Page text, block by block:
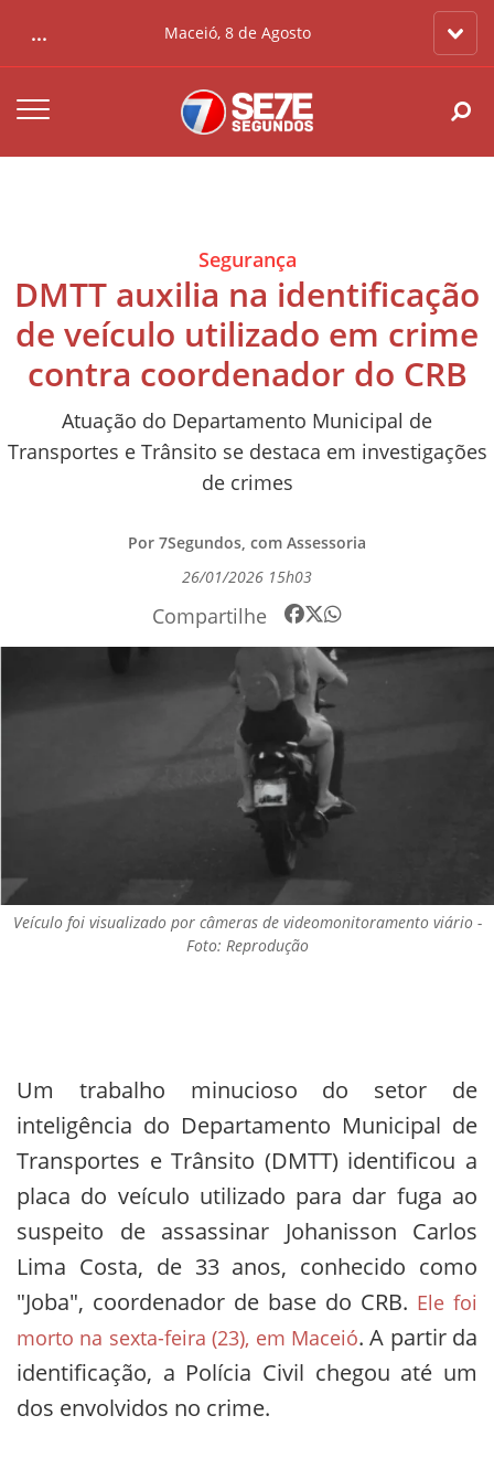
... Maceió, 8 de Agosto
Segurança
DMTT auxilia na identificação
de veículo utilizado em crime
contra coordenador do CRB
Atuação do Departamento Municipal de
Transportes e Trânsito se destaca em investigações
de crimes
Por 7Segundos, com Assessoria
26/01/2026 15h03
Compartilhe
Veículo foi visualizado por câmeras de videomonitoramento viário -
Foto: Reprodução
Um trabalho minucioso do setor de
inteligência do Departamento Municipal de
Transportes e Trânsito (DMTT) identificou a
placa do veículo utilizado para dar fuga ao
suspeito de assassinar Johanisson Carlos
Lima Costa, de 33 anos, conhecido como
"Joba", coordenador de base do CRB. Ele foi
morto na sexta-feira (23), em Maceió. A partir da
identificação, a Polícia Civil chegou até um
dos envolvidos no crime.